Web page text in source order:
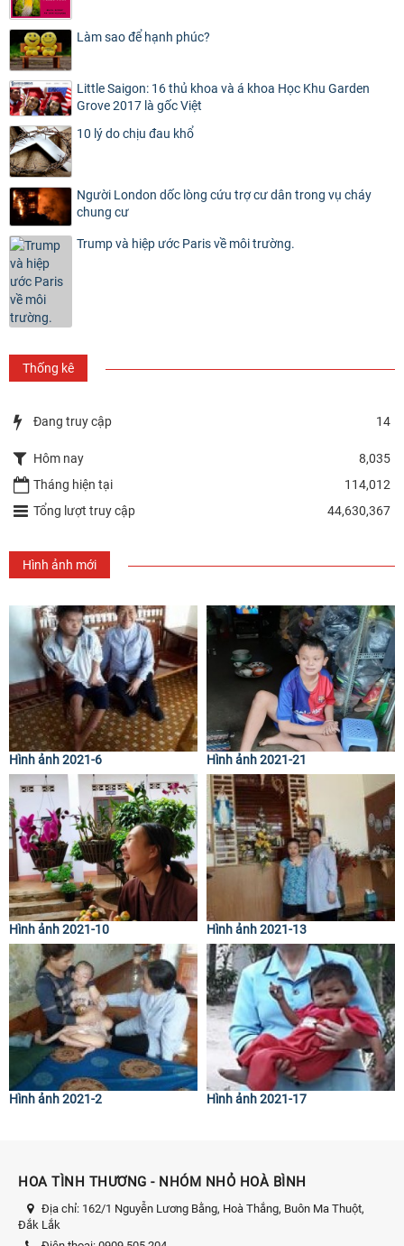
Làm sao để hạnh phúc?
Little Saigon: 16 thủ khoa và á khoa Học Khu Garden
Grove 2017 là gốc Việt
10 lý do chịu đau khổ
Người London dốc lòng cứu trợ cư dân trong vụ cháy
chung cư
Trump và hiệp ước Paris về môi trường.
Thống kê
Đang truy cập 14
Hôm nay
8,035
Tháng hiện tại
114,012
Tổng lượt truy cập
44,630,367
Hình ảnh mới
Hình ảnh 2021-6 Hình ảnh 2021-21
Hình ảnh 2021-10 Hình ảnh 2021-13
Hình ảnh 2021-2 Hình ảnh 2021-17
HOA TÌNH THƯƠNG - NHÓM NHỎ HOÀ BÌNH
Địa chỉ: 162/1 Nguyễn Lương Bằng, Hoà Thắng, Buôn Ma Thuột,
Đắk Lắk